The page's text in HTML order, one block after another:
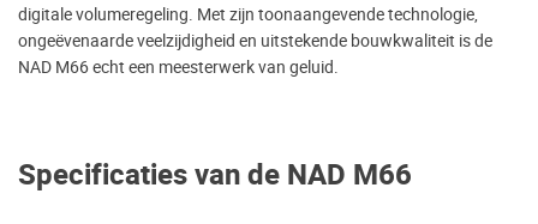
Specificaties van de NAD M66
digitale volumeregeling. Met zijn toonaangevende technologie,
ongeëvenaarde veelzijdigheid en uitstekende bouwkwaliteit is de
NAD M66 echt een meesterwerk van geluid.